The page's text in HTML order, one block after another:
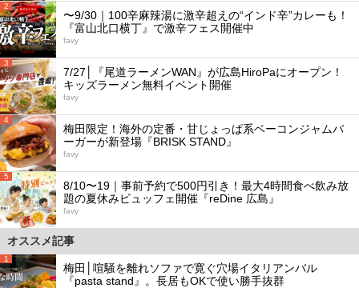
2
〜9/30｜100辛麻辣湯に激辛超えの“インド辛”カレーも！
『富山北口横丁』で激辛フェス開催中
favy
3
7/27│『尾道ラーメンWAN』が広島HiroPaにオープン！
キッズラーメン無料イベント開催
favy
4
梅田限定！海外の定番・甘じょっぱ系ベーコンジャムバ
ーガーが新登場『BRISK STAND』
favy
5
8/10〜19｜事前予約で500円引き！最大4時間食べ飲み放
題の夏休みビュッフェ開催『reDine 広島』
favy
オススメ記事
1
梅田│喧騒を離れソファで寛ぐ穴場イタリアンバル
『pasta stand』。長居もOKで使い勝手抜群